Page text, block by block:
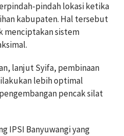
pindah lokasi ketika
kabupaten. Hal tersebut
menciptakan sistem
lanjut Syifa, pembinaan
lebih optimal
pencak silat
IPSI Banyuwangi yang